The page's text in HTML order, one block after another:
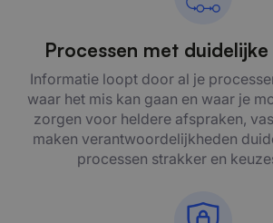
Processen met
Informatie loopt door al je
waar het mis kan gaan en waar je
zorgen voor heldere afspraken,
maken verantwoordelijkheden
processen strakker en